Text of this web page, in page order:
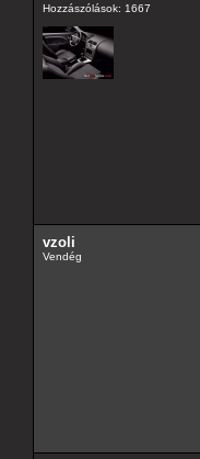
Hozzászólások: 1667
vzoli
Vendég